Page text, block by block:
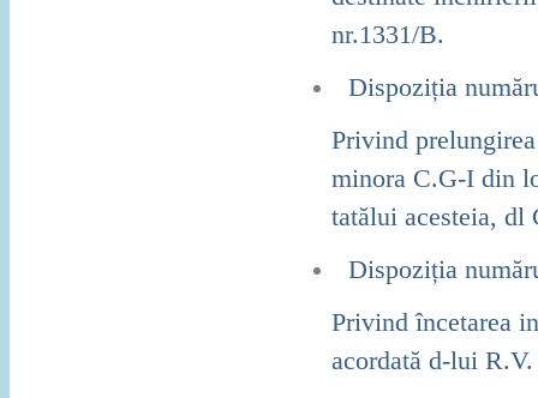
nr.1331/B.
Dispoziția
Privind
minora C.G-I din
tatălui acesteia,
Dispoziția
Privind încetarea
acordată d-lui R.V.